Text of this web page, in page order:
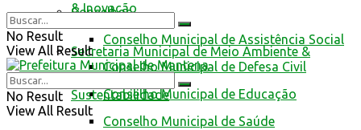
Conselhos
Conselho Municipal de Assistência Social
Conselho Municipal de Defesa Civil
Conselho Municipal de Educação
Conselho Municipal de Saúde
& Inovação
Secretaria Municipal de Meio Ambiente &
Sustentabilidade
No Result
View All Result
No Result
View All Result